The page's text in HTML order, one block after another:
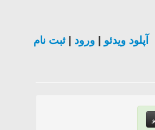
آپلود ویدئو ورود |ثبت نام